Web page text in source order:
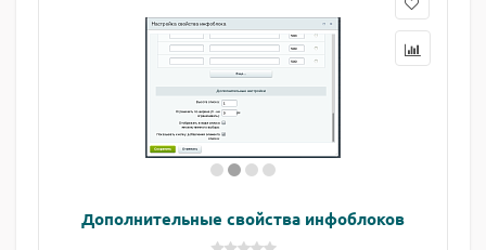
Дополнительные свойства инфоблоков